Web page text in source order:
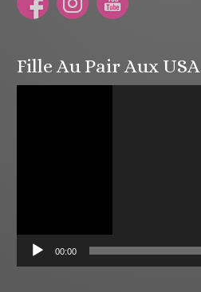
Fille Au Pair Aux USA
00:00